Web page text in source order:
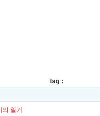
tag：
일기